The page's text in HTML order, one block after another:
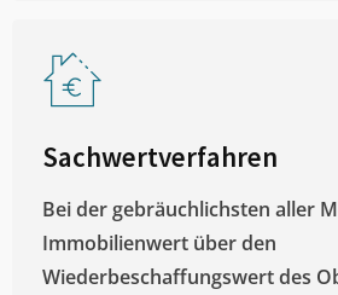
Sachwertverfahren
Bei der gebräuchlichsten aller
Immobilienwert über den
Wiederbeschaffungswert des